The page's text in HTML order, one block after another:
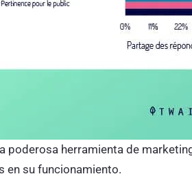
poderosa herramienta de
en su funcionamiento.